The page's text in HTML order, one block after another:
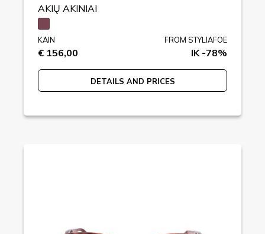
AKIŲ AKINIAI
KAIN
€ 156,00
FROM STYLIAFOE
IK -78%
DETAILS AND PRICES